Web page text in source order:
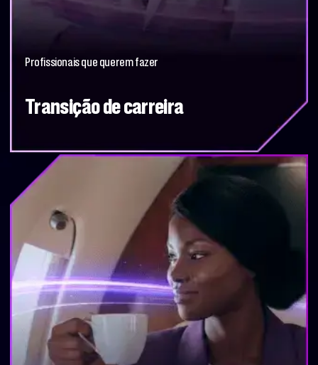
Profissionais que querem fazer
Transição de carreira